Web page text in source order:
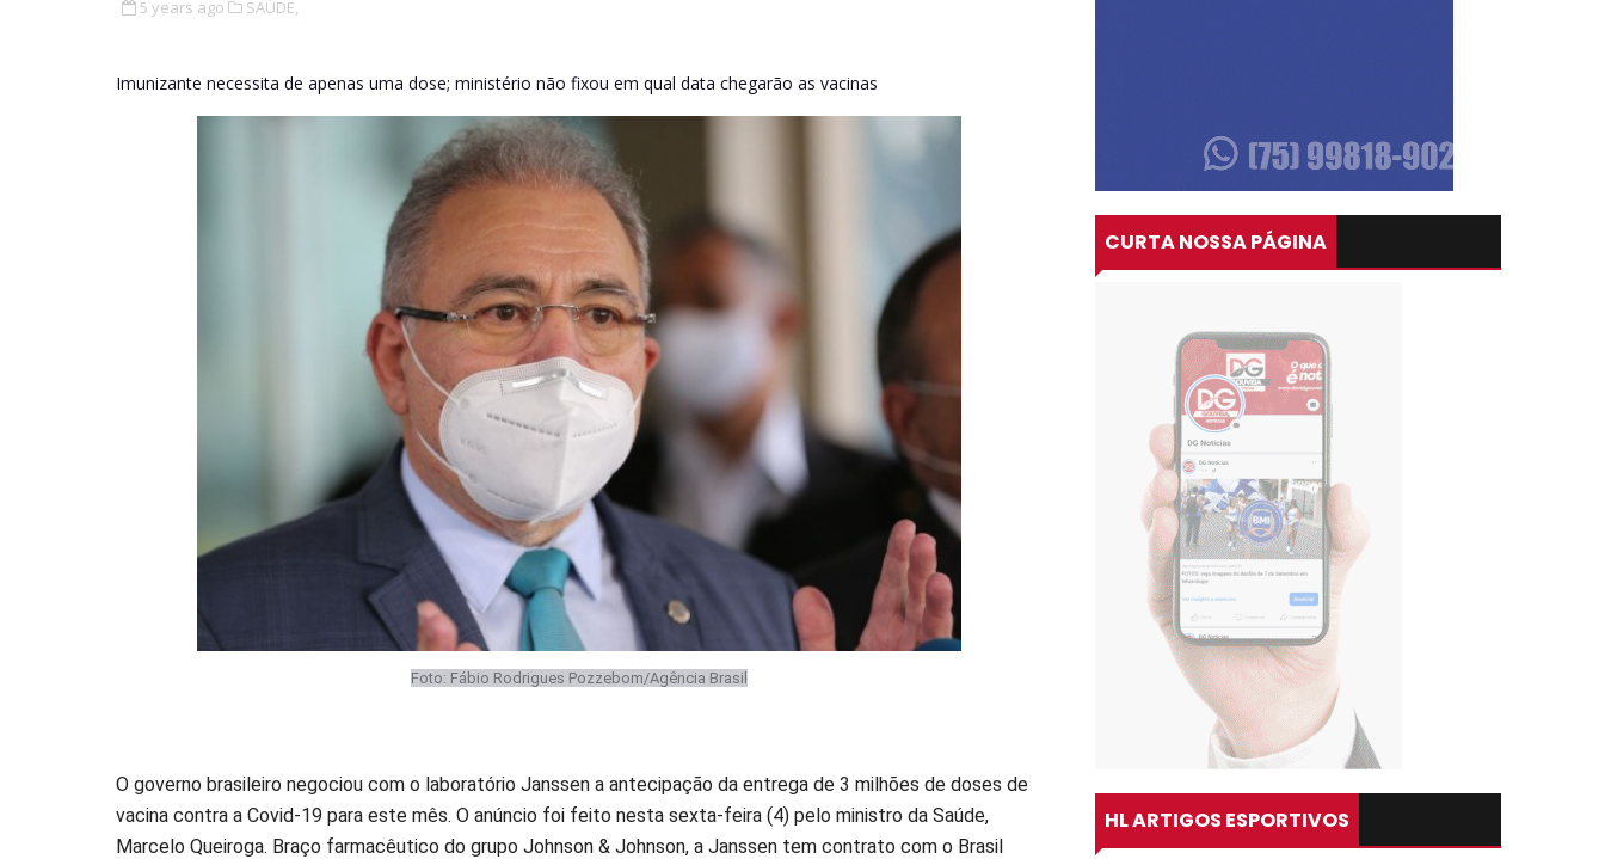
5 years ago SAÚDE,
Imunizante necessita de apenas uma dose; ministério não fixou em qual data chegarão as vacinas
Foto: Fábio Rodrigues Pozzebom/Agência Brasil
O governo brasileiro negociou com o laboratório Janssen a antecipação da entrega de 3 milhões de doses de
vacina contra a Covid-19 para este mês. O anúncio foi feito nesta sexta-feira (4) pelo ministro da Saúde,
Marcelo Queiroga. Braço farmacêutico do grupo Johnson & Johnson, a Janssen tem contrato com o Brasil
CURTA NOSSA PÁGINA
HL ARTIGOS ESPORTIVOS